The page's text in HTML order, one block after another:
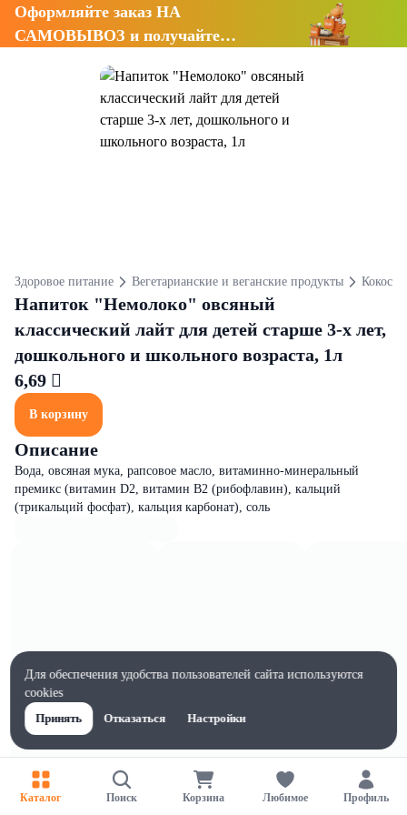
Оформляйте заказ НА
САМОВЫВОЗ и получайте
Здоровое питание Вегетарианские и веганские продукты
Напиток "Немолоко" овсяный
классический лайт для детей старше 3-х лет,
дошкольного и школьного возраста, 1л
6,69 
В корзину
Описание
Вода, овсяная мука, рапсовое масло, витаминно-минеральный
премикс (витамин D2, витамин В2 (рибофлавин), кальций
(трикальций фосфат), кальция карбонат), соль
Каталог Поиск Корзина Любимое Профиль
Для обеспечения удобства пользователей сайта используются
cookies
Принять
Отказаться Настройки